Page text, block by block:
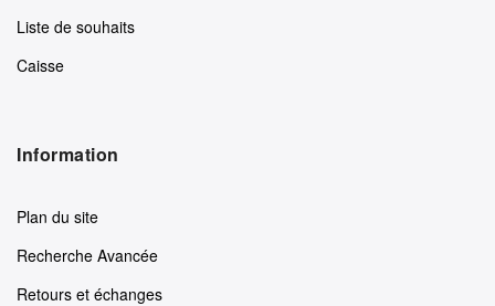
Liste de souhaits
Caisse
Information
Plan du site
Recherche Avancée
Retours et échanges